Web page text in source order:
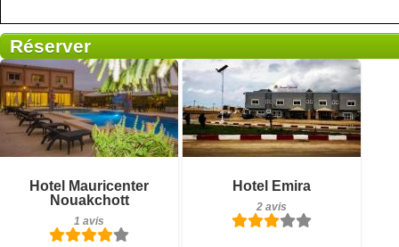
Réserver
Hotel Mauricenter
Nouakchott
1 avis
1 avis
Détails
Hotel Emira
2 avis